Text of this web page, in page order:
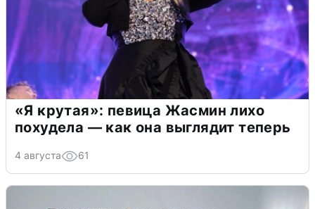
«Я крутая»: певица Жасмин лихо
похудела — как она выглядит теперь
4 августа 61